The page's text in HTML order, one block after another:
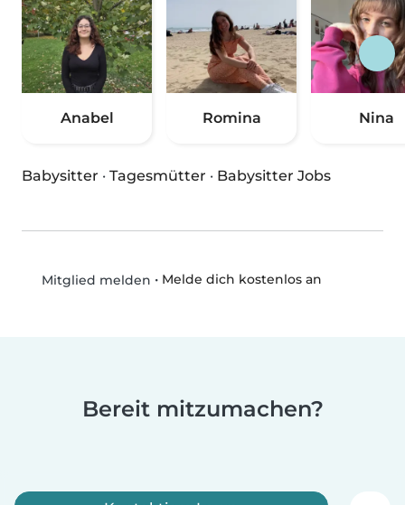
Anabel Romina Nina
Babysitter · Tagesmütter · Babysitter Jobs
Mitglied melden • Melde dich kostenlos an
Bereit mitzumachen?